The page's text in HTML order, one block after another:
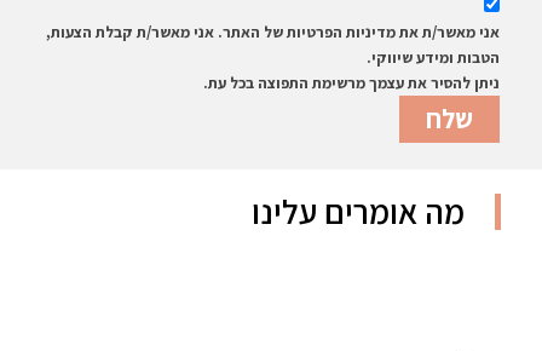
אני מאשר/ת את מדיניות הפרטיות של האתר. אני מאשר/ת קבלת הצעות,
הטבות ומידע שיווקי.
ניתן להסיר את עצמך מרשימת התפוצה בכל עת.
מה אומרים עלינו